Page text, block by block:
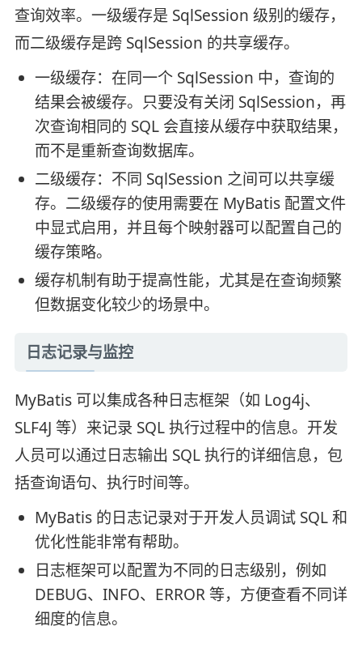
查询效率。一级缓存是 SqlSession 级别的缓存，
而二级缓存是跨 SqlSession 的共享缓存。
一级缓存：在同一个 SqlSession 中，查询的
结果会被缓存。只要没有关闭 SqlSession，再
次查询相同的 SQL 会直接从缓存中获取结果，
而不是重新查询数据库。
二级缓存：不同 SqlSession 之间可以共享缓
存。二级缓存的使用需要在 MyBatis 配置文件
中显式启用，并且每个映射器可以配置自己的
缓存策略。
缓存机制有助于提高性能，尤其是在查询频繁
但数据变化较少的场景中。
日志记录与监控
MyBatis 可以集成各种日志框架（如 Log4j、
SLF4J 等）来记录 SQL 执行过程中的信息。开发
人员可以通过日志输出 SQL 执行的详细信息，包
括查询语句、执行时间等。
MyBatis 的日志记录对于开发人员调试 SQL 和
优化性能非常有帮助。
日志框架可以配置为不同的日志级别，例如
DEBUG、INFO、ERROR 等，方便查看不同详
细度的信息。